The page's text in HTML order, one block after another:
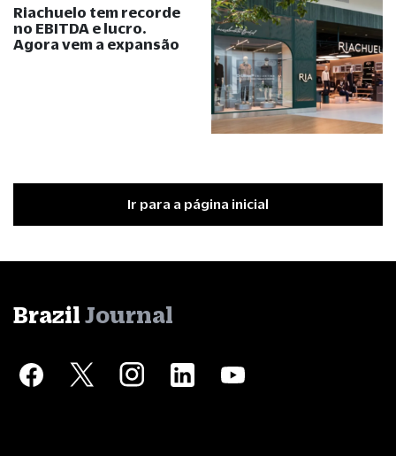
Riachuelo tem recorde
no EBITDA e lucro.
Agora vem a expansão
Ir para a página inicial
Brazil Journal